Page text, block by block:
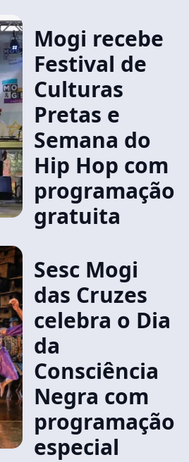
Mogi recebe
Festival de
Culturas
Pretas e
Semana do
Hip Hop com
programação
gratuita
Sesc Mogi
das Cruzes
celebra o Dia
da
Consciência
Negra com
programação
especial